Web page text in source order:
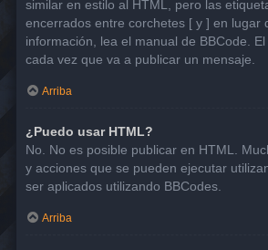
similar en estilo al HTML, pero las
encerrados entre corchetes [ y ] en lugar
información, lea el manual de BBCode.
cada vez que va a publicar un mensaje.
Arriba
¿Puedo usar HTML?
No. No es posible publicar en HTML.
y acciones que se pueden ejecutar
ser aplicados utilizando BBCodes.
Arriba